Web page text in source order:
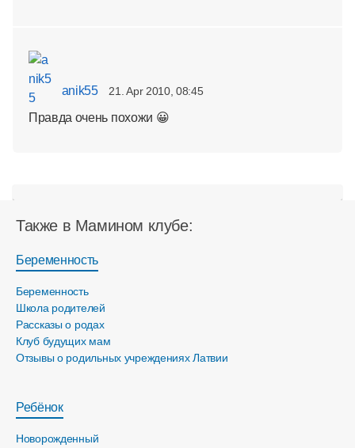
anik55 21. Apr 2010, 08:45
Правда очень похожи 😀
Также в Мамином клубе:
Беременность
Беременность
Школа родителей
Рассказы о родах
Клуб будущих мам
Отзывы о родильных учреждениях Латвии
Ребёнок
Новорожденный